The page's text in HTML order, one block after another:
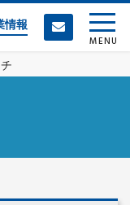
情報
MENU